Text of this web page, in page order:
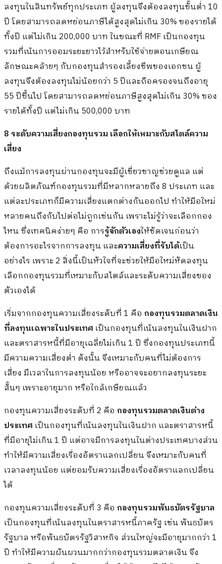
ลงทุนในสินทรัพย์ทุกประเภท ผู้ลงทุนจึงต้องลงทุนขั้นต่ำ 10
ปี โดยสามารถลดหย่อนภาษีได้สูงสุดไม่เกิน 30% ของรายได้
ทั้งปี แต่ไม่เกิน 200,000 บาท ในขณะที่ RMF เป็นกองทุน
รวมที่เน้นการออมระยะยาวไว้สำหรับใช้จ่ายตอนเกษียณ
ลักษณะคล้ายๆ กับกองทุนสำรองเลี้ยงชีพของเอกชน ผู้
ลงทุนจึงต้องลงทุนไม่น้อยกว่า 5 ปีและถือครองจนถึงอายุ
55 ปีขึ้นไป โดยสามารถลดหย่อนภาษีสูงสุดไม่เกิน 30% ของ
รายได้ทั้งปี แต่ไม่เกิน 500,000 บาท
8 ระดับความเสี่ยงกองทุนรวม เลือกให้เหมาะกับสไตล์ความ
เสี่ยง
ถึงแม้การลงทุนผ่านกองทุนจะมีผู้เชี่ยวชาญช่วยดูแล แต่
ด้วยผลิตภัณฑ์กองทุนรวมที่มีหลากหลายถึง 8 ประเภท และ
แต่ละประเภทก็มีความเสี่ยงแตกต่างกันออกไป ทำให้มือใหม่
หลายคนถึงกับไปต่อไม่ถูกเช่นกัน เพราะไม่รู้ว่าจะเลือกกอง
ไหน ซึ่งเทคนิคง่ายๆ คือ การรู้จักตัวเองให้ชัดเจนก่อนว่า
ต้องการอะไรจากการลงทุน และความเสี่ยงที่รับได้เป็น
อย่างไร เพราะ 2 สิ่งนี้เป็นหัวใจที่จะช่วยให้มือใหม่หัดลงทุน
เลือกกองทุนรวมที่เหมาะกับสไตล์และระดับความเสี่ยงของ
ตัวเองได้
เริ่มจากกองทุนความเสี่ยงระดับที่ 1 คือ กองทุนรวมตลาดเงิน
ที่ลงทุนเฉพาะในประเทศ เป็นกองทุนที่เน้นลงทุนในเงินฝาก
และตราสารหนี้ที่มีอายุเฉลี่ยไม่เกิน 1 ปี ซึ่งกองทุนประเภทนี้
มีความความเสี่ยงต่ำ ดังนั้น จึงเหมาะกับคนที่ไม่ต้องการ
เสี่ยง มีเวลาในการลงทุนน้อย หรืออาจจะอยากลงทุนระยะ
สั้นๆ เพราะอายุมาก หรือใกล้เกษียณแล้ว
กองทุนความเสี่ยงระดับที่ 2 คือ กองทุนรวมตลาดเงินต่าง
ประเทศ เป็นกองทุนที่เน้นลงทุนในเงินฝาก และตราสารหนี้
ที่มีอายุไม่เกิน 1 ปี แต่อาจมีการลงทุนในต่างประเทศบางส่วน
ทำให้มีความเสี่ยงเรื่องอัตราแลกเปลี่ยน จึงเหมาะกับคนที่
เวลาลงทุนน้อย แต่ยอมรับความเสี่ยงเรื่องอัตราแลกเปลี่ยน
ได้
กองทุนความเสี่ยงระดับที่ 3 คือ กองทุนรวมพันธบัตรรัฐบาล
เป็นกองทุนที่เน้นลงทุนในตราสารหนี้ภาครัฐ เช่น พันธบัตร
รัฐบาล หรือพันธบัตรรัฐวิสาหกิจ ส่วนใหญ่จะมีอายุมากกว่า 1
ปี ทำให้มีความผันผวนมากกว่ากองทุนรวมตลาดเงิน จึง